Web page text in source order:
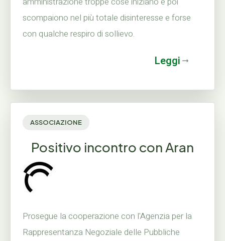
scompaiono nel più totale disinteresse e forse
con qualche respiro di sollievo.
Leggi
ASSOCIAZIONE
Positivo incontro con Aran
Prosegue la cooperazione con l'Agenzia per la
Rappresentanza Negoziale delle Pubbliche